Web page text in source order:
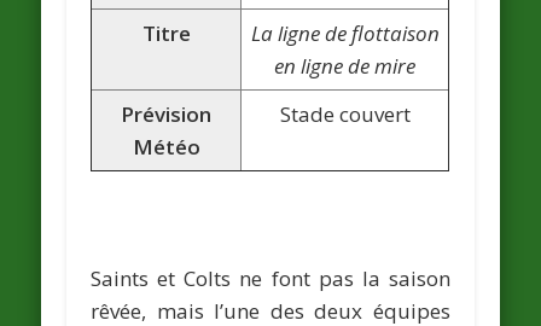
Titre
La ligne de flottaison
en ligne de mire
Prévision
Météo
Stade couvert
Saints et Colts ne font pas la saison
rêvée, mais l’une des deux équipes